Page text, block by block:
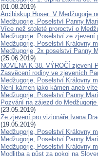
(01.08.2019)
Arcibiskup Hoser: V Medžugorje
Medžugorje, Poselství Panny
Více než stoleté proroctví o
Medžugorje: Poselství ze zjevení
Medžugorje, Poselství Královny
Medžugorje, 2x poselství Panny
(25.06.2019)
NOVÉNA K 38. VÝROČÍ zjevení
Zasvěcení rodiny ve zjeveních
Medžugorje, Poselství Královny
Není kámen jako kámen aneb
Medžugorje, Poselství Panny
Pozvání na zájezd do
(23.05.2019)
Ze zjevení pro vizionáře Ivana
(19.05.2019)
Medžugorje, Poselství Královny
Medžugorje, Poselství Panny
Medžugorje, Poselství Královny
Modlitba a půst za pokoj na